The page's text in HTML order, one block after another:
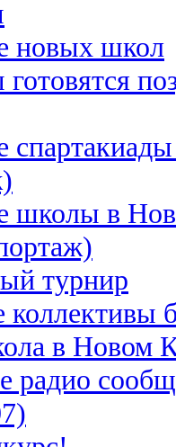
новых школ
школы в
турнир
коллективы
в Новом
радио